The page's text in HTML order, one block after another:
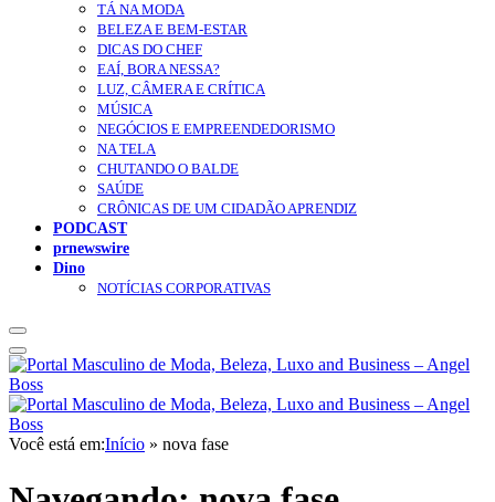
TÁ NA MODA
BELEZA E BEM-ESTAR
DICAS DO CHEF
EAÍ, BORA NESSA?
LUZ, CÂMERA E CRÍTICA
MÚSICA
NEGÓCIOS E EMPREENDEDORISMO
NA TELA
CHUTANDO O BALDE
SAÚDE
CRÔNICAS DE UM CIDADÃO APRENDIZ
PODCAST
prnewswire
Dino
NOTÍCIAS CORPORATIVAS
Você está em:Início » nova fase